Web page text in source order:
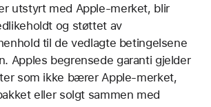
utstyrt med Apple-merket, blir
og støttet av
til de vedlagte betingelsene
Apples begrensede garanti gjelder
som ikke bærer Apple-merket,
eller solgt sammen med